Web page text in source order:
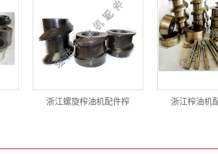
浙江螺旋榨油机配件榨 浙江榨油机